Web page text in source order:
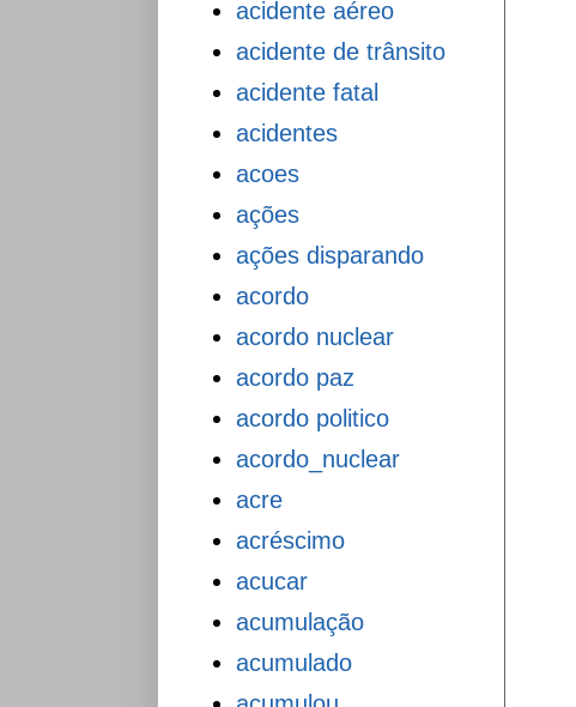
acidente aéreo
acidente de trânsito
acidente fatal
acidentes
acoes
ações
ações disparando
acordo
acordo nuclear
acordo paz
acordo politico
acordo_nuclear
acre
acréscimo
acucar
acumulação
acumulado